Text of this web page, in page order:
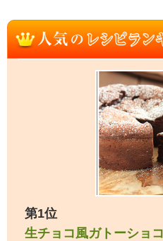
第1位
生チョコ風ガトーショ